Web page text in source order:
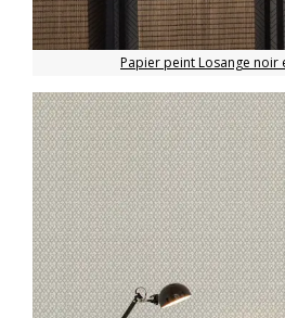
Papier peint Losange noir